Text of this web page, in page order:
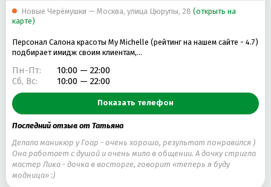
Новые Черёмушки — Москва, улица Цюрупы, 28 (открыть на
карте)
Персонал Салона красоты My Michelle (рейтинг на нашем сайте - 4.7)
подбирает имидж своим клиентам,…
Пн-Пт:
10:00 — 22:00
Сб, Вс:
10:00 — 22:00
Показать телефон
Последний отзыв от Татьяна
Делала маникюр у Гоар - очень хорошо, результат понравился )
Она работает с душой и очень мила в общении. А дочку стригла
мастер Лика - дочка в восторге, говорит «теперь я буду
модница» :)